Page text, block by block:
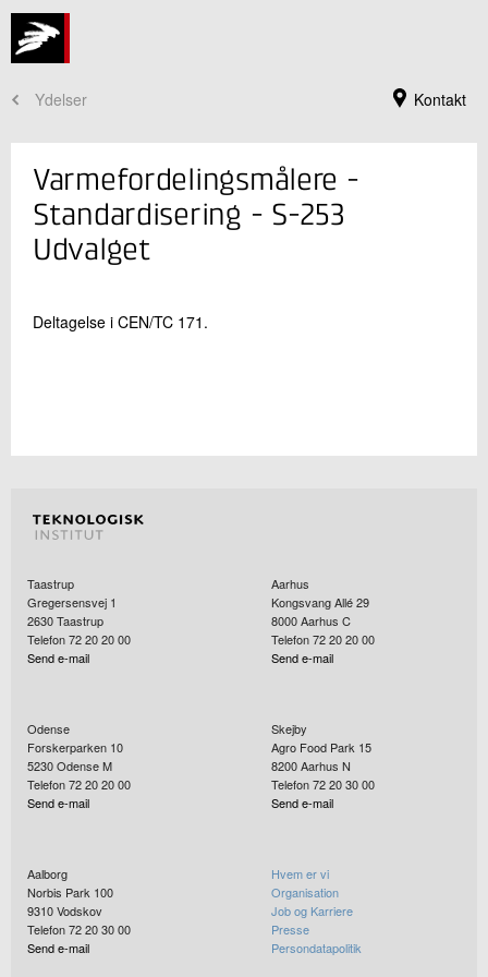
Kontakt
Ydelser
Seniorkommunikationskonsulent
Send e-mail
Skriv til mig
Varmefordelingsmålere -
Standardisering - S-253
Udvalget
Deltagelse i CEN/TC 171.
Taastrup
Gregersensvej 1
2630Taastrup
Telefon 72 20 20 00
Send e-mail
Aarhus
Kongsvang Allé 29
8000Aarhus C
Telefon 72 20 20 00
Send e-mail
Odense
Forskerparken 10
5230Odense M
Telefon 72 20 20 00
Send e-mail
Skejby
Agro Food Park 15
8200Aarhus N
Telefon 72 20 30 00
Send e-mail
Aalborg
Norbis Park 100
9310Vodskov
Telefon 72 20 30 00
Send e-mail
Hvem er vi
Organisation
Job og Karriere
Presse
Persondatapolitik